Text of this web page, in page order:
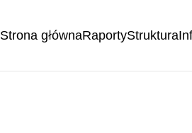
Strona głównaRaportyStruktura